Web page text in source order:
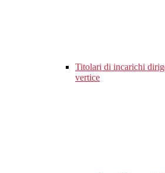
Titolari di incarichi
vertice